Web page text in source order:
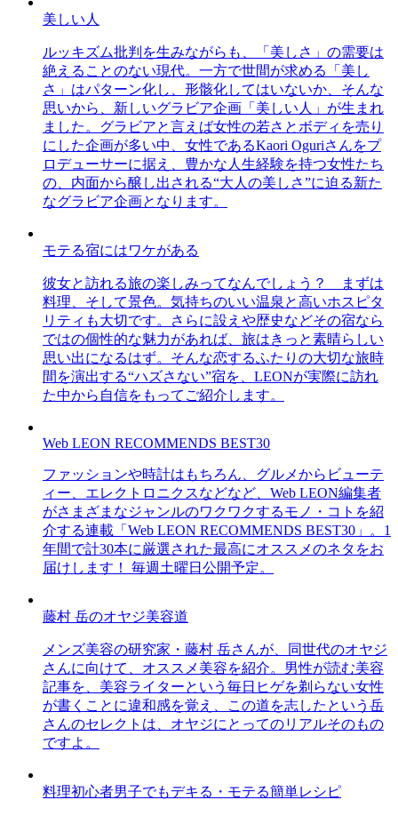
美しい人
ルッキズム批判を生みながらも、「美しさ」の需要は
絶えることのない現代。一方で世間が求める「美し
さ」はパターン化し、形骸化してはいないか、そんな
思いから、新しいグラビア企画「美しい人」が生まれ
ました。グラビアと言えば女性の若さとボディを売り
にした企画が多い中、女性であるKaori Oguriさんをプ
ロデューサーに据え、豊かな人生経験を持つ女性たち
の、内面から醸し出される“大人の美しさ”に迫る新た
なグラビア企画となります。
モテる宿にはワケがある
彼女と訪れる旅の楽しみってなんでしょう？ まずは
料理、そして景色。気持ちのいい温泉と高いホスピタ
リティも大切です。さらに設えや歴史などその宿なら
ではの個性的な魅力があれば、旅はきっと素晴らしい
思い出になるはず。そんな恋するふたりの大切な旅時
間を演出する“ハズさない”宿を、LEONが実際に訪れ
た中から自信をもってご紹介します。
Web LEON RECOMMENDS BEST30
ファッションや時計はもちろん、グルメからビューテ
ィー、エレクトロニクスなどなど、Web LEON編集者
がさまざまなジャンルのワクワクするモノ・コトを紹
介する連載「Web LEON RECOMMENDS BEST30」。1
年間で計30本に厳選された最高にオススメのネタをお
届けします！ 毎週土曜日公開予定。
藤村 岳のオヤジ美容道
メンズ美容の研究家・藤村 岳さんが、同世代のオヤジ
さんに向けて、オススメ美容を紹介。男性が読む美容
記事を、美容ライターという毎日ヒゲを剃らない女性
が書くことに違和感を覚え、この道を志したという岳
さんのセレクトは、オヤジにとってのリアルそのもの
ですよ。
料理初心者男子でもデキる・モテる簡単レシピ